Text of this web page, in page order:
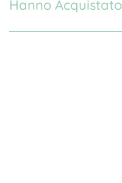
Hanno